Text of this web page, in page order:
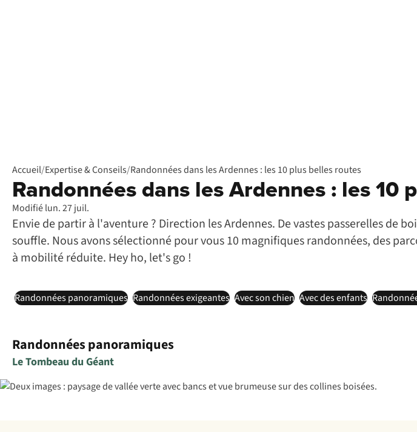
Accueil/Expertise & Conseils/Randonnées dans les Ardennes : les 10 plus belles routes
Randonnées dans les Ardennes : les 10
Modifié lun. 27 juil.
Envie de partir à l'aventure ? Direction les Ardennes. De vastes passerelles de
souffle. Nous avons sélectionné pour vous 10 magnifiques randonnées, des
à mobilité réduite. Hey ho, let's go !
Randonnées panoramiques Randonnées exigeantes Avec son chien Avec des enfants
Randonnées panoramiques
Le Tombeau du Géant